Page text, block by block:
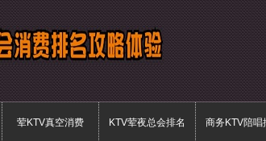
荤KTV真空消费 KTV荤夜总会排名 商务KTV陪唱